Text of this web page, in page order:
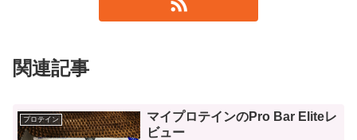
関連記事
プロテイン
マイプロテインのPro Bar Eliteレ
ビュー